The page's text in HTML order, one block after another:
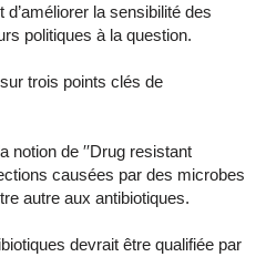
la sensibilité des
politiques à la question.
trois points clés de
notion de ′′Drug resistant
causées par des microbes
autre aux antibiotiques.
devrait être qualifiée par